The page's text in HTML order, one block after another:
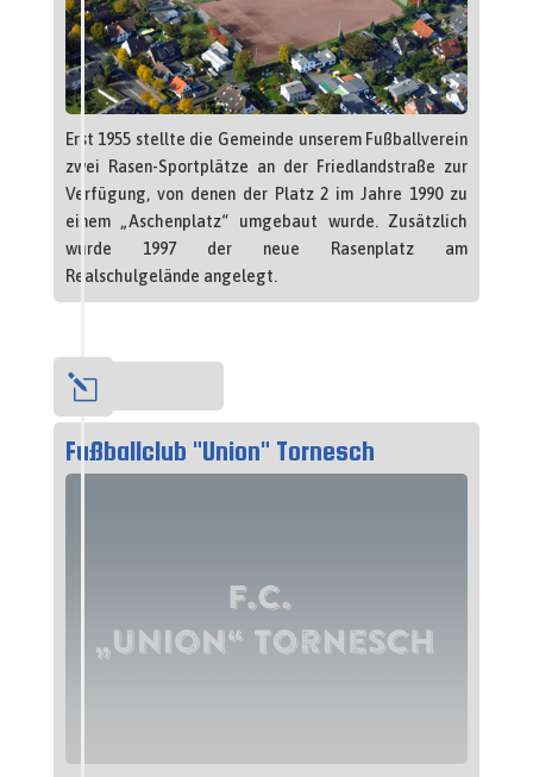
Erst 1955 stellte die Gemeinde unserem Fußballverein
zwei Rasen-Sportplätze an der Friedlandstraße zur
Verfügung, von denen der Platz 2 im Jahre 1990 zu
einem „Aschenplatz“ umgebaut wurde. Zusätzlich
wurde 1997 der neue Rasenplatz am
Realschulgelände angelegt.
1949
l
Fußballclub "Union" Tornesch